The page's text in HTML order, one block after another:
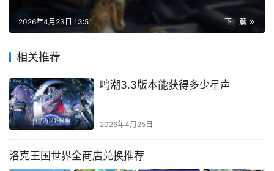
下一篇
2026年4月23日 13:51
相关推荐
鸣潮3.3版本能获得多少星声
2026年4月25日
洛克王国世界全商店兑换推荐